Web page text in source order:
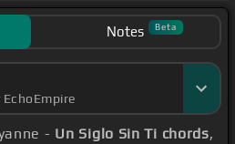
Notes Beta
- Un Siglo Sin Ti chords,